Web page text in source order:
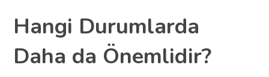
Hangi Durumlarda
Daha da Önemlidir?